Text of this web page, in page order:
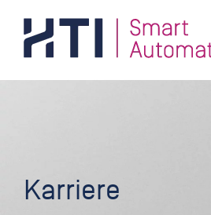
Inhalt
springen
Karriere